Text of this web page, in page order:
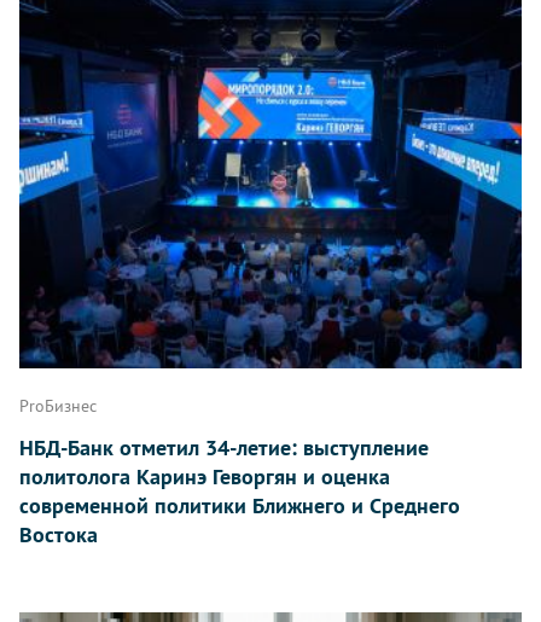
ProБизнес
НБД-Банк отметил 34-летие: выступление
политолога Каринэ Геворгян и оценка
современной политики Ближнего и Среднего
Востока